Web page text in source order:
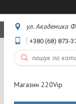
ул. Академика
+380 (68) 873-
Магазин 220Vip